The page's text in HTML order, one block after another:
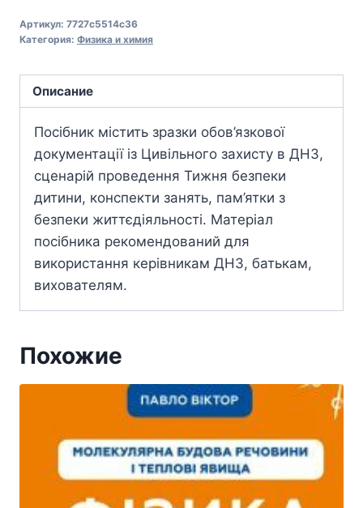
Артикул: 7727c5514c36
Категория: Физика и химия
Описание
Посібник містить зразки обов’язкової
документації із Цивільного захисту в ДНЗ,
сценарій проведення Тижня безпеки
дитини, конспекти занять, пам’ятки з
безпеки життєдіяльності. Матеріал
посібника рекомендований для
використання керівникам ДНЗ, батькам,
вихователям.
Похожие